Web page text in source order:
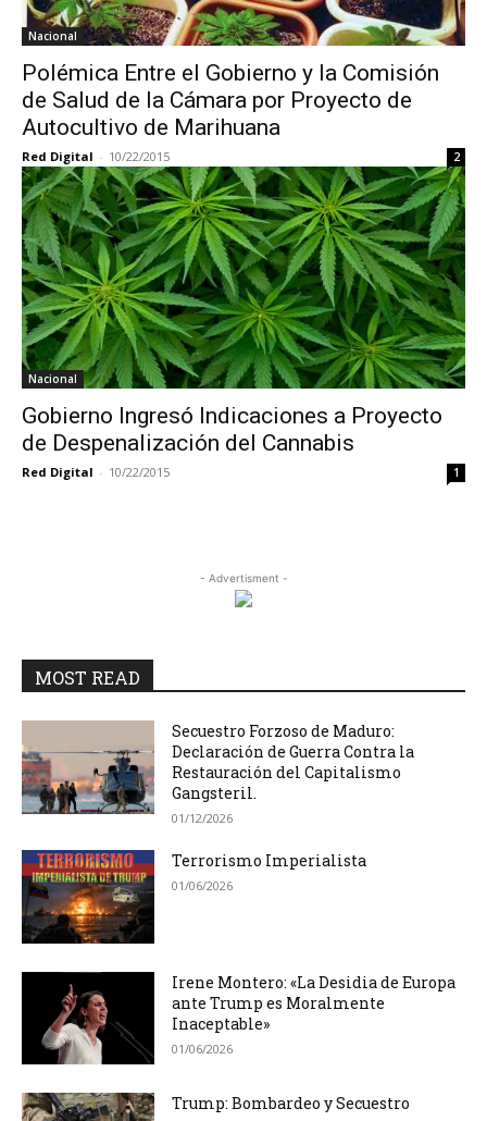
Nacional
Polémica Entre el Gobierno y la Comisión
de Salud de la Cámara por Proyecto de
Autocultivo de Marihuana
Red Digital - 10/22/2015 2
Nacional
Gobierno Ingresó Indicaciones a Proyecto
de Despenalización del Cannabis
Red Digital - 10/22/2015 1
- Advertisment -
MOST READ
Secuestro Forzoso de Maduro:
Declaración de Guerra Contra la
Restauración del Capitalismo
Gangsteril.
01/12/2026
Terrorismo Imperialista
01/06/2026
Irene Montero: «La Desidia de Europa
ante Trump es Moralmente
Inaceptable»
01/06/2026
Trump: Bombardeo y Secuestro